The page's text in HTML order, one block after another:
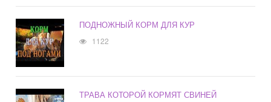
ПОДНОЖНЫЙ КОРМ ДЛЯ КУР
1122
ТРАВА КОТОРОЙ КОРМЯТ СВИНЕЙ